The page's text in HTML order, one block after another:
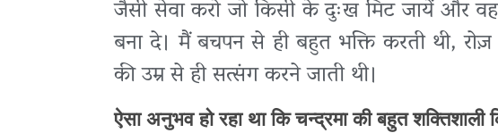
जैसी सेवा करो जो किसी के दुःख मिट जायें और
बना दे। मैं बचपन से ही बहुत भक्ति करती थी,
की उम्र से ही सत्संग करने जाती थी।
ऐसा अनुभव हो रहा था कि चन्द्रमा की बहुत